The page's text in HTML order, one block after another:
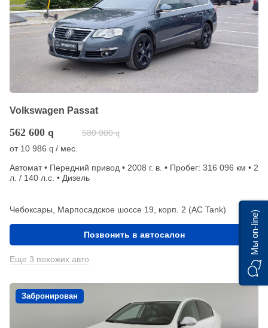
Volkswagen Passat
562 600 q 580 000 q
от 10 986 q / мес.
Автомат • Передний привод • 2008 г. в. • Пробег: 316 096 км • 2
л. / 140 л.с. • Дизель
Чебоксары, Марпосадское шоссе 19, корп. 2 (АС Tank)
Позвонить в автосалон
Еще 3 похожих авто
Забронирован
Мы on-line)